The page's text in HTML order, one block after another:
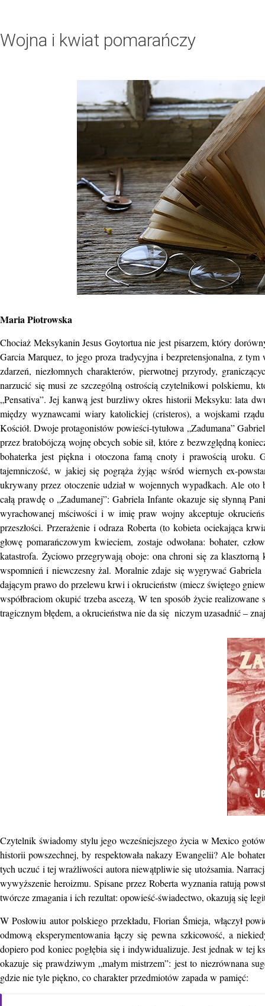
Wojna i kwiat pomarańczy
Maria Piotrowska
Chociaż Meksykanin Jesus Goytortua nie jest pisarzem, który
Garcia Marquez, to jego proza tradycyjna i bezpretensjonalna, z
zdarzeń, niezłomnych charakterów, pierwotnej przyrody,
narzucić się musi ze szczególną ostrością czytelnikowi polskiemu,
„Pensativa”. Jej kanwą jest burzliwy okres historii Meksyku: lata
między wyznawcami wiary katolickiej (cristeros), a wojskami
Kościół. Dwoje protagonistów powieści-tytułowa „Zadumana”
przez bratobójczą wojnę obcych sobie sił, które z bezwzględną
bohaterka jest piękna i otoczona famą cnoty i prawością uroku.
tajemniczość, w jakiej się pogrąża żyjąc wśród wiernych ex-
ukrywany przez otoczenie udział w wojennych wypadkach. Ale oto
całą prawdę o „Zadumanej”: Gabriela Infante okazuje się słynną
wyrachowanej mściwości i w imię praw wojny akceptuje
przeszłości. Przerażenie i odraza Roberta (to kobieta ociekająca
głowę pomarańczowym kwieciem, zostaje odwołana: bohater,
katastrofa. Życiowo przegrywają oboje: ona chroni się za
wspomnień i niewczesny żal. Moralnie zdaje się wygrywać
dającym prawo do przelewu krwi i okrucieństw (miecz świętego
współbraciom okupić trzeba ascezą, W ten sposób życie
tragicznym błędem, a okrucieństwa nie da się niczym uzasadnić –
Czytelnik świadomy stylu jego wcześniejszego życia w Mexico
historii powszechnej, by respektowała nakazy Ewangelii? Ale
tych uczuć i tej wrażliwości autora niewątpliwie się utożsamia.
wywyższenie heroizmu. Spisane przez Roberta wyznania ratują
twórcze zmagania i ich rezultat: opowieść-świadectwo, okazują się
W Posłowiu autor polskiego przekładu, Florian Śmieja, włączył
odmową eksperymentowania łączy się pewna szkicowość, a
dopiero pod koniec pogłębia się i indywidualizuje. Jest jednak w tej
okazuje się prawdziwym „małym mistrzem”: jest to niezrównana
gdzie nie tyle piękno, co charakter przedmiotów zapada w pamięć: